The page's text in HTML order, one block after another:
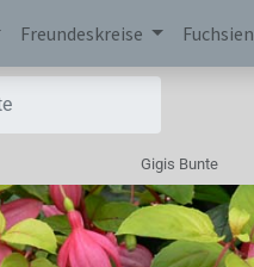
Freundeskreise Fuchsien
Gigis Bunte